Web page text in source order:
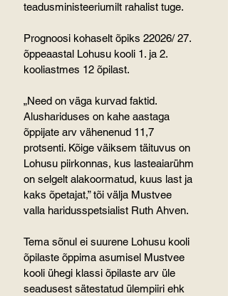
teadusministeeriumilt rahalist tuge.
Prognoosi kohaselt õpiks 22026/ 27.
õppeaastal Lohusu kooli 1. ja 2.
kooliastmes 12 õpilast.
„Need on väga kurvad faktid.
Alushariduses on kahe aastaga
õppijate arv vähenenud 11,7
protsenti. Kõige väiksem täituvus on
Lohusu piirkonnas, kus lasteaiarühm
on selgelt alakoormatud, kuus last ja
kaks õpetajat,” tõi välja Mustvee
valla haridusspetsialist Ruth Ahven.
Tema sõnul ei suurene Lohusu kooli
õpilaste õppima asumisel Mustvee
kooli ühegi klassi õpilaste arv üle
seadusest sätestatud ülempiiri ehk